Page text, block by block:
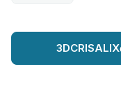
3DCRISALIX